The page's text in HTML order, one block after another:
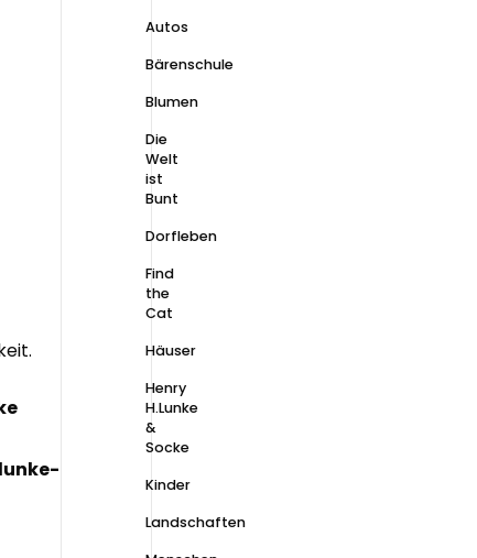
Autos
Bärenschule
Blumen
Die
Welt
ist
Bunt
Dorfleben
Find
the
Cat
Häuser
Henry
H.Lunke
&
Socke
Kinder
Landschaften